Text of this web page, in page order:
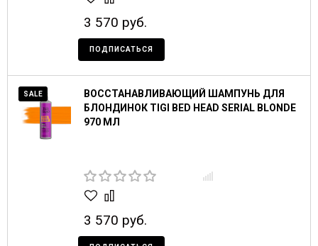
3 570 руб.
ПОДПИСАТЬСЯ
SALE
ВОССТАНАВЛИВАЮЩИЙ ШАМПУНЬ ДЛЯ
БЛОНДИНОК TIGI BED HEAD SERIAL BLONDE
970 МЛ
3 570 руб.